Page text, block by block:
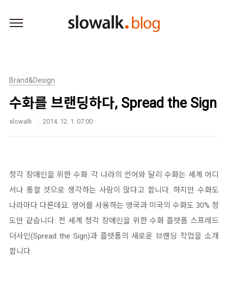
Brand&Design
수화를 브랜딩하다, Spread the Sign
slowalk 2014. 12. 1. 07:00
청각 장애인을 위한 수화. 각 나라의 언어와 달리 수화는 세계 어디
서나 통할 것으로 생각하는 사람이 많다고 합니다. 하지만 수화도
나라마다 다른데요. 영어를 사용하는 영국과 미국의 수화도 30% 정
도만 같습니다. 전 세계 청각 장애인을 위한 수화 플랫폼 스프레드
더사인(Spread the Sign)과 플랫폼의 새로운 브랜딩 작업을 소개
합니다.